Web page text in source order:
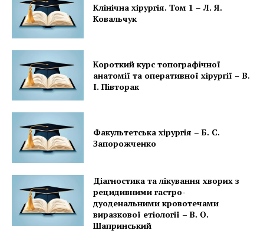
Клінічна хірургія. Том 1 – Л. Я.
Ковальчук
Короткий курс топографічної
анатомії та оперативної хірургії – В.
І. Півторак
Факультетська хірургія – Б. С.
Запорожченко
Діагностика та лікування хворих з
рецидивними гастро-
дуоденальними кровотечами
виразкової етіології – В. О.
Шапринський